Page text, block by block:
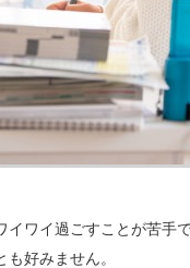
ワイ過ごすことが苦手で
好みません。